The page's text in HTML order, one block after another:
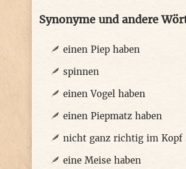
Synonyme und andere
einen Piep haben
spinnen
einen Vogel haben
einen Piepmatz haben
nicht ganz richtig im Kopf
eine Meise haben